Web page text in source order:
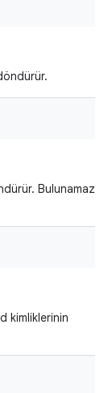
Bulunamazsa
kimliklerinin